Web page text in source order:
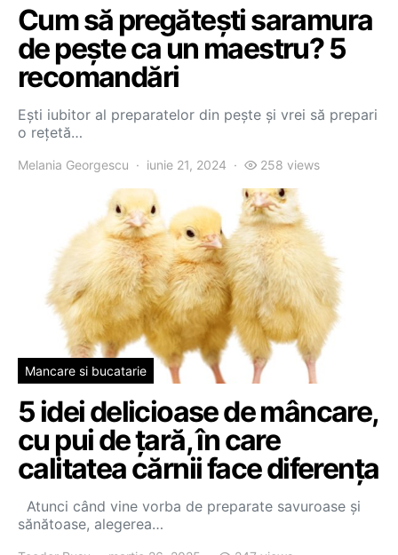
Cum să pregătești saramura
de pește ca un maestru? 5
recomandări
Ești iubitor al preparatelor din pește și vrei să prepari
o rețetă…
Melania Georgescu iunie 21, 2024 258 views
Mancare si bucatarie
5 idei delicioase de mâncare,
cu pui de țară, în care
calitatea cărnii face diferența
Atunci când vine vorba de preparate savuroase și
sănătoase, alegerea…